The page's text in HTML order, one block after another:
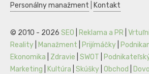
Personálny manažment
Kontakt
© 2010 - 2026 SEO Reklama a PR
Reality
Manažment Prijímáčky
Ekonomika
Zdravie SWOT
Marketing
Kultúra Skúšky Obchod